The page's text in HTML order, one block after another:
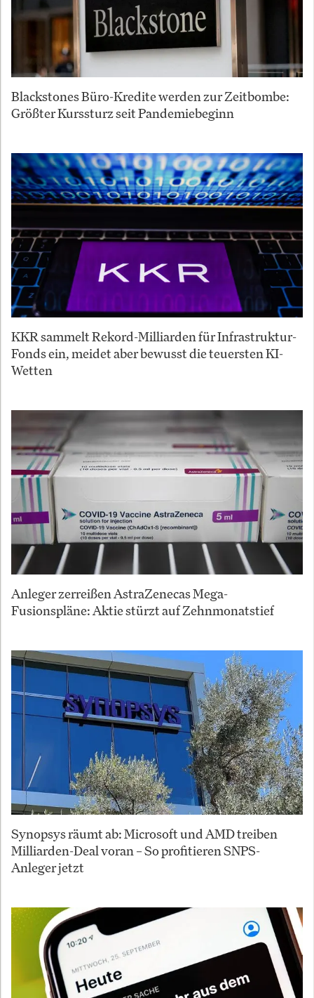
Blackstones Büro-Kredite werden zur Zeitbombe:
Größter Kurssturz seit Pandemiebeginn
KKR sammelt Rekord-Milliarden für Infrastruktur-
Fonds ein, meidet aber bewusst die teuersten KI-
Wetten
Anleger zerreißen AstraZenecas Mega-
Fusionspläne: Aktie stürzt auf Zehnmonatstief
Synopsys räumt ab: Microsoft und AMD treiben
Milliarden-Deal voran – So profitieren SNPS-
Anleger jetzt